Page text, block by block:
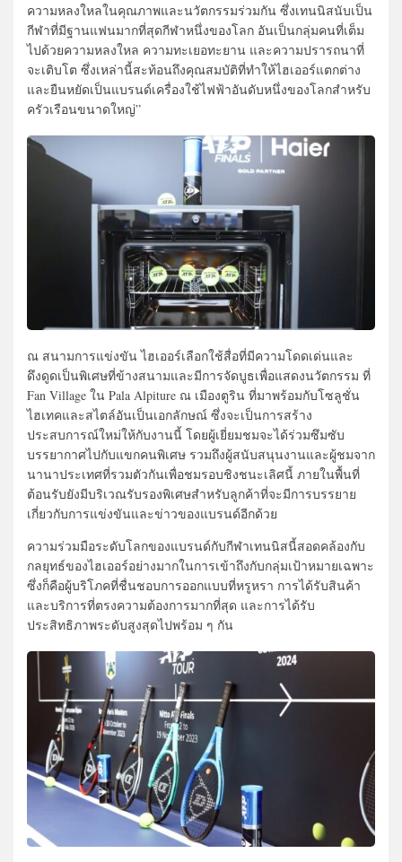
ความหลงใหลในคุณภาพและนวัตกรรมร่วมกัน ซึ่งเทนนิสนับเป็น
กีฬาที่มีฐานแฟนมากที่สุดกีฬาหนึ่งของโลก อันเป็นกลุ่มคนที่เต็ม
ไปด้วยความหลงใหล ความทะเยอทะยาน และความปรารถนาที่
จะเติบโต ซึ่งเหล่านี้สะท้อนถึงคุณสมบัติที่ทำให้ไฮเออร์แตกต่าง
และยืนหยัดเป็นแบรนด์เครื่องใช้ไฟฟ้าอันดับหนึ่งของโลกสำหรับ
ครัวเรือนขนาดใหญ่”
ณ สนามการแข่งขัน ไฮเออร์เลือกใช้สื่อที่มีความโดดเด่นและ
ดึงดูดเป็นพิเศษที่ข้างสนามและมีการจัดบูธเพื่อแสดงนวัตกรรม ที่
Fan Village ใน Pala Alpiture ณ เมืองตูริน ที่มาพร้อมกับโซลูชั่น
ไฮเทคและสไตล์อันเป็นเอกลักษณ์ ซึ่งจะเป็นการสร้าง
ประสบการณ์ใหม่ให้กับงานนี้ โดยผู้เยี่ยมชมจะได้ร่วมซึมซับ
บรรยากาศไปกับแขกคนพิเศษ รวมถึงผู้สนับสนุนงานและผู้ชมจาก
นานาประเทศที่รวมตัวกันเพื่อชมรอบชิงชนะเลิศนี้ ภายในพื้นที่
ต้อนรับยังมีบริเวณรับรองพิเศษสำหรับลูกค้าที่จะมีการบรรยาย
เกี่ยวกับการแข่งขันและข่าวของแบรนด์อีกด้วย
ความร่วมมือระดับโลกของแบรนด์กับกีฬาเทนนิสนี้สอดคล้องกับ
กลยุทธ์ของไฮเออร์อย่างมากในการเข้าถึงกับกลุ่มเป้าหมายเฉพาะ
ซึ่งก็คือผู้บริโภคที่ชื่นชอบการออกแบบที่หรูหรา การได้รับสินค้า
และบริการที่ตรงความต้องการมากที่สุด และการได้รับ
ประสิทธิภาพระดับสูงสุดไปพร้อม ๆ กัน